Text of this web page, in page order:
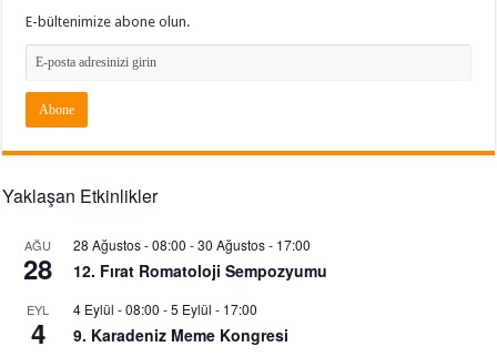
E-bültenimize abone olun.
Yaklaşan Etkinlikler
AĞU
28
28 Ağustos - 08:00 -30 Ağustos - 17:00
12. Fırat Romatoloji Sempozyumu
EYL
4
4 Eylül - 08:00 -5 Eylül - 17:00
9. Karadeniz Meme Kongresi